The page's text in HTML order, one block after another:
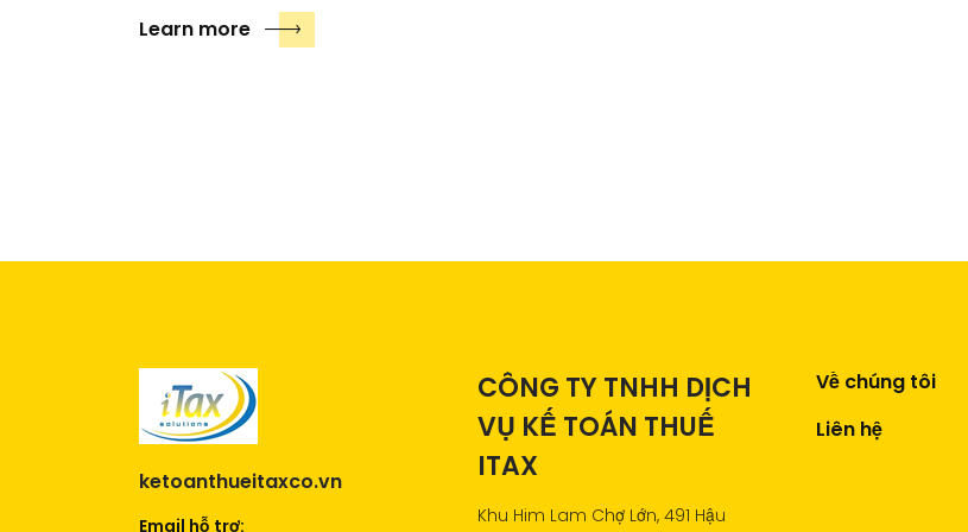
Learn more
ketoanthueitaxco.vn
Email hỗ trợ:
CÔNG TY TNHH DỊCH
VỤ KẾ TOÁN THUẾ
ITAX
Khu Him Lam Chợ Lớn, 491 Hậu
Về chúng tôi
Liên hệ